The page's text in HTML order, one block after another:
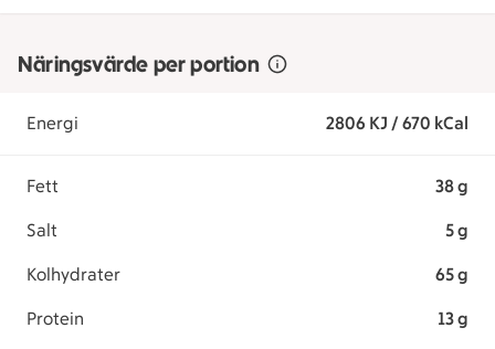
Näringsvärde per portion
Energi 2806 KJ / 670 kCal
Fett 38 g
Salt 5 g
Kolhydrater 65 g
Protein 13 g